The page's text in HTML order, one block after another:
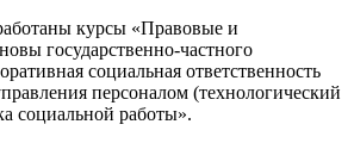
курсы «Правовые и
государственно-частного
социальная ответственность
персоналом (технологический
социальной работы».